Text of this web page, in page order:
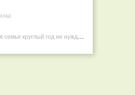
Горжусь тем, что моя семья круглый год не нуждается в покупных витаминах